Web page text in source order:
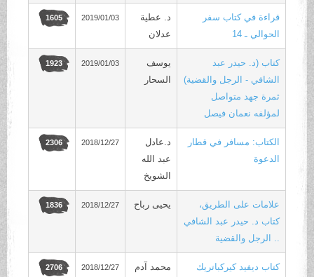
قراءة في كتاب سفر
الحوالي ـ 14
د. عطية
عدلان
2019/01/03
1605
كتاب (د. حيدر عبد
الشافي - الرجل والقضية)
ثمرة جهد متواصل
لمؤلفه نعمان فيصل
يوسف
السحار
2019/01/03
1923
الكتاب: مسافر في قطار
الدعوة
د.عادل
عبد الله
الشويخ
2018/12/27
2306
علامات على الطريق،
كتاب د. حيدر عبد الشافي
.. الرجل والقضية
يحيى رباح 2018/12/27
1836
كتاب ديفيد كيركباتريك
محمد آدم 2018/12/27
2706